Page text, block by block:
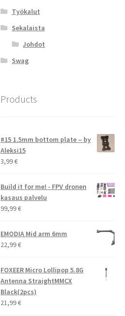
Työkalut
Sekalaista
Johdot
Swag
Products
#15 1.5mm bottom plate – by
Aleksi15
3,99€
Build it for me! - FPV dronen
kasaus palvelu
99,99€
EMODIA Mid arm 6mm
22,99€
FOXEER Micro Lollipop 5.8G
Antenna StraightMMCX
Black(2pcs)
21,99€